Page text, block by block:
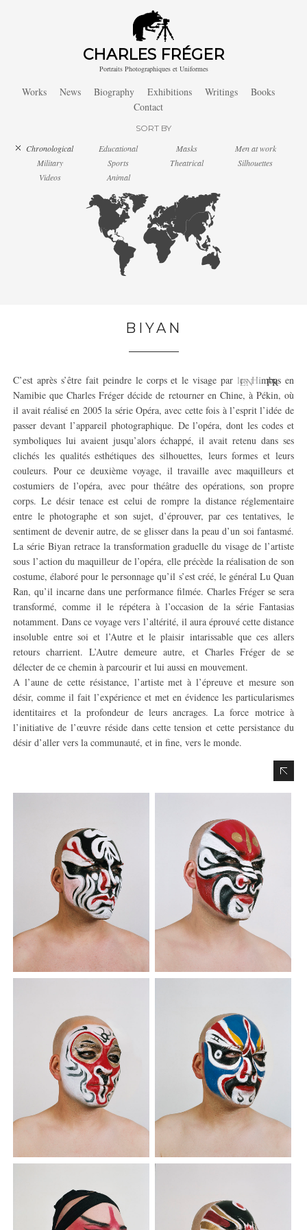
CHARLES FRÉGER
Portraits Photographiques et Uniformes
Works News Biography Exhibitions Writings
Books
Contact
SORT BY
Chronological Educational Masks
Men at work
Military
Sports Theatrical
Silhouettes
Videos
Animal
BIYAN
EN FR
C’est après s’être fait peindre le corps et le visage par les Himbas en
Namibie que Charles Fréger décide de retourner en Chine, à Pékin, où
il avait réalisé en 2005 la série Opéra, avec cette fois à l’esprit l’idée de
passer devant l’appareil photographique. De l’opéra, dont les codes et
symboliques lui avaient jusqu’alors échappé, il avait retenu dans ses
clichés les qualités esthétiques des silhouettes, leurs formes et leurs
couleurs. Pour ce deuxième voyage, il travaille avec maquilleurs et
costumiers de l’opéra, avec pour théâtre des opérations, son propre
corps. Le désir tenace est celui de rompre la distance réglementaire
entre le photographe et son sujet, d’éprouver, par ces tentatives, le
sentiment de devenir autre, de se glisser dans la peau d’un soi fantasmé.
La série Biyan retrace la transformation graduelle du visage de l’artiste
sous l’action du maquilleur de l’opéra, elle précède la réalisation de son
costume, élaboré pour le personnage qu’il s’est créé, le général Lu Quan
Ran, qu’il incarne dans une performance filmée. Charles Fréger se sera
transformé, comme il le répétera à l’occasion de la série Fantasias
notamment. Dans ce voyage vers l’altérité, il aura éprouvé cette distance
insoluble entre soi et l’Autre et le plaisir intarissable que ces allers
retours charrient. L’Autre demeure autre, et Charles Fréger de se
délecter de ce chemin à parcourir et lui aussi en mouvement.
A l’aune de cette résistance, l’artiste met à l’épreuve et mesure son
désir, comme il fait l’expérience et met en évidence les particularismes
identitaires et la profondeur de leurs ancrages. La force motrice à
l’initiative de l’œuvre réside dans cette tension et cette persistance du
désir d’aller vers la communauté, et in fine, vers le monde.